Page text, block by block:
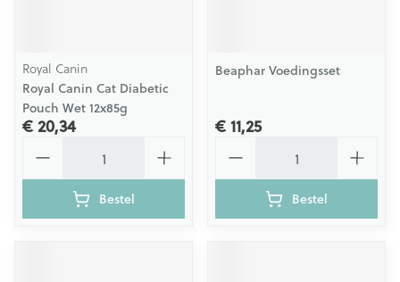
Royal Canin
Royal Canin Cat Diabetic
Pouch Wet 12x85g
€ 20,34
Bestel
Beaphar Voedingsset
€ 11,25
Bestel